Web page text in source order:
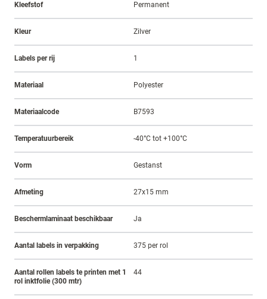
Kleefstof Permanent
Kleur Zilver
Labels per rij 1
Materiaal Polyester
Materiaalcode B7593
Temperatuurbereik -40°C tot +100°C
Vorm Gestanst
Afmeting 27x15 mm
Beschermlaminaat beschikbaar Ja
Aantal labels in verpakking 375 per rol
Aantal rollen labels te printen met 1
rol inktfolie (300 mtr)
44